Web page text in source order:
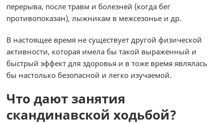
перерыва, после травм и болезней (когда бег
противопоказан), лыжникам в межсезонье и др.
В настоящее время не существует другой физической
активности, которая имела бы такой выраженный и
быстрый эффект для здоровья и в тоже время являлась
бы настолько безопасной и легко изучаемой.
Что дают занятия
скандинавской ходьбой?